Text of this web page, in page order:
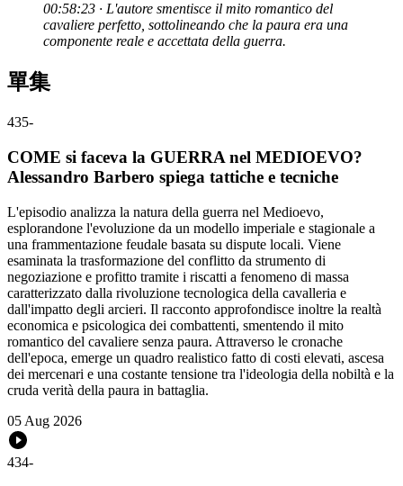
00:58:23 · L'autore smentisce il mito romantico del
cavaliere perfetto, sottolineando che la paura era una
componente reale e accettata della guerra.
單集
435-
COME si faceva la GUERRA nel MEDIOEVO?
Alessandro Barbero spiega tattiche e tecniche
L'episodio analizza la natura della guerra nel Medioevo,
esplorandone l'evoluzione da un modello imperiale e stagionale a
una frammentazione feudale basata su dispute locali. Viene
esaminata la trasformazione del conflitto da strumento di
negoziazione e profitto tramite i riscatti a fenomeno di massa
caratterizzato dalla rivoluzione tecnologica della cavalleria e
dall'impatto degli arcieri. Il racconto approfondisce inoltre la realtà
economica e psicologica dei combattenti, smentendo il mito
romantico del cavaliere senza paura. Attraverso le cronache
dell'epoca, emerge un quadro realistico fatto di costi elevati, ascesa
dei mercenari e una costante tensione tra l'ideologia della nobiltà e la
cruda verità della paura in battaglia.
05 Aug 2026
434-